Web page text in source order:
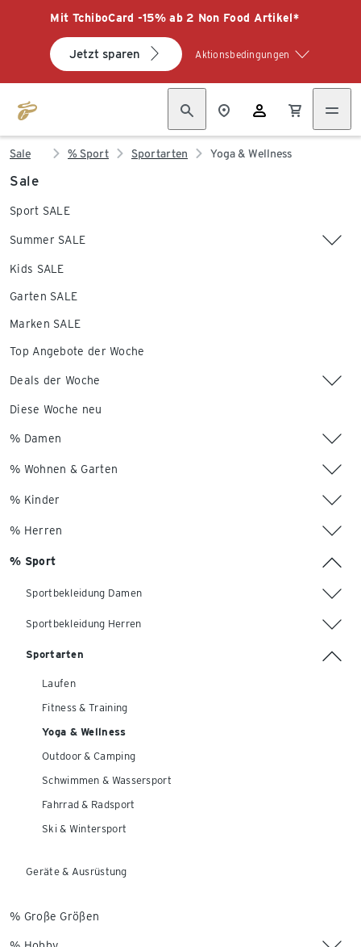
Mit TchiboCard -15% ab 2 Non Food Artikel*
Jetzt sparen Aktionsbedingungen
Sale % Sport Sportarten Yoga & Wellness
Sale
Sport SALE
Summer SALE
Kids SALE
Garten SALE
Marken SALE
Top Angebote der Woche
Deals der Woche
Diese Woche neu
% Damen
% Wohnen & Garten
% Kinder
% Herren
% Sport
Sportbekleidung Damen
Sportbekleidung Herren
Sportarten
Laufen
Fitness & Training
Yoga & Wellness
Outdoor & Camping
Schwimmen & Wassersport
Fahrrad & Radsport
Ski & Wintersport
Geräte & Ausrüstung
% Große Größen